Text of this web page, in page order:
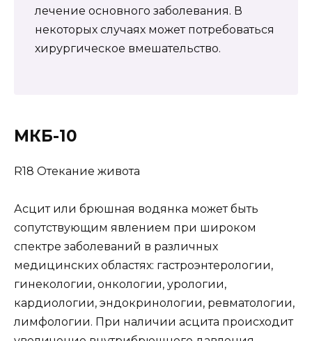
лечение основного заболевания. В
некоторых случаях может потребоваться
хирургическое вмешательство.
МКБ-10
R18 Отекание живота
Асцит или брюшная водянка может быть
сопутствующим явлением при широком
спектре заболеваний в различных
медицинских областях: гастроэнтерологии,
гинекологии, онкологии, урологии,
кардиологии, эндокринологии, ревматологии,
лимфологии. При наличии асцита происходит